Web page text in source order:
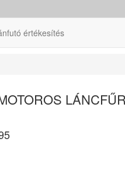
értékesítés